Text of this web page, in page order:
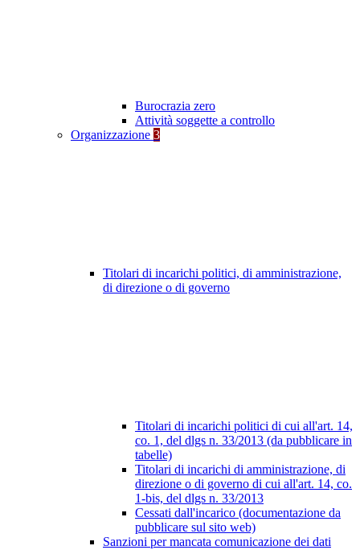
Burocrazia zero
Attività soggette a controllo
Organizzazione 3
Titolari di incarichi politici, di amministrazione,
di direzione o di governo
Titolari di incarichi politici di cui all'art. 14,
co. 1, del dlgs n. 33/2013 (da pubblicare in
tabelle)
Titolari di incarichi di amministrazione, di
direzione o di governo di cui all'art. 14, co.
1-bis, del dlgs n. 33/2013
Cessati dall'incarico (documentazione da
pubblicare sul sito web)
Sanzioni per mancata comunicazione dei dati